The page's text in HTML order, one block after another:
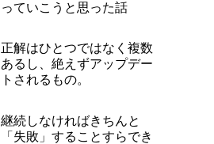
っていこうと思った話
正解はひとつではなく複数
あるし、絶えずアップデー
トされるもの。
継続しなければきちんと
「失敗」することすらでき